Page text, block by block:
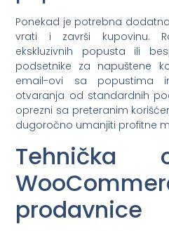
Ponekad je potrebna
vrati i završi kupovinu.
ekskluzivnih popusta ili
podsetnike za napuštene
email-ovi sa popustima
otvaranja od standardnih
oprezni sa preteranim
dugoročno umanjiti profitne
Tehnička
prodavnice